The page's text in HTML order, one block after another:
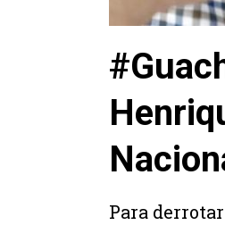
Para